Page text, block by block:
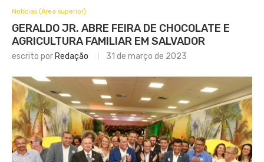
Notícias (Área superior)
GERALDO JR. ABRE FEIRA DE CHOCOLATE E
AGRICULTURA FAMILIAR EM SALVADOR
escrito por Redação 31 de março de 2023